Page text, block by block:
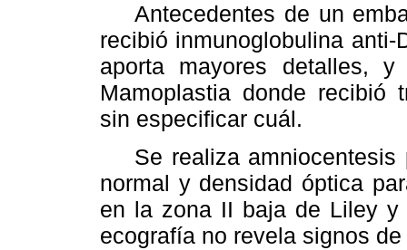
Antecedentes de un
recibió inmunoglobulina
aporta mayores detalles,
Mamoplastia donde recibió
sin especificar cuál.
Se realiza amniocentesis
normal y densidad óptica
en la zona II baja de Liley y
ecografía no revela signos